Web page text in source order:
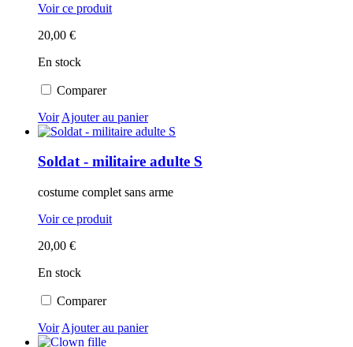
Voir ce produit
20,00 €
En stock
Comparer
Voir Ajouter au panier
Soldat - militaire adulte S
costume complet sans arme
Voir ce produit
20,00 €
En stock
Comparer
Voir Ajouter au panier